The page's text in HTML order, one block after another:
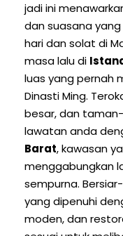
jadi ini
dan suasana
hari dan solat di
masa lalu di
luas yang pernah
Dinasti Ming.
besar, dan
lawatan anda
Barat, kawasan
menggabungkan
sempurna.
yang dipenuhi
moden, dan